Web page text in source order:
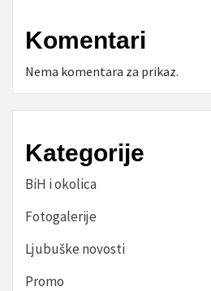
Komentari
Nema komentara za prikaz.
Kategorije
BiH i okolica
Fotogalerije
Ljubuške novosti
Promo